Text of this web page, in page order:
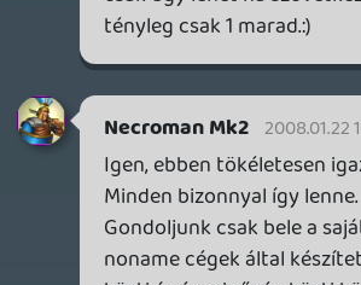
raz
Hogy a francban lehet letölteni ezt?????
2008.01.21 21:48:35 #0n2oc
A DVD player gyártók az elmúlt 15 évben
nem kezdtek el exkluzív DVD lemezeket
gyártani, ami csak a saját lejátszójukon